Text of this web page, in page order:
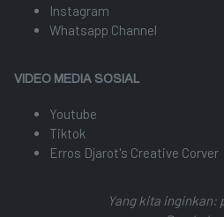
Instagram
Whatsapp Channel
VIDEO MEDIA SOSIAL
Youtube
Tiktok
Erros Djarot's Creative Corver
Yang kita inginkan: